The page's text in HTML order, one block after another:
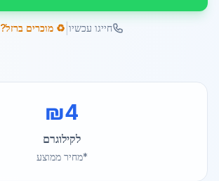
חייגו עכשיו ♻️ מוכרים ברזל?
₪4
לקילוגרם
*מחיר ממוצע